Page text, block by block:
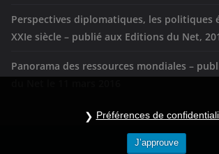
Perspectives diplomatiques, les politiques
XXIe siècle – publié aux Editions du Net,
Panorama des ressources mondiales –
Préférences de
J’approuve